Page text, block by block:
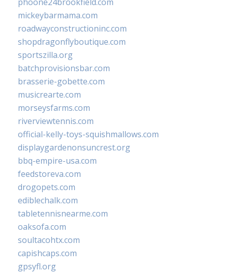
mickeybarmama.com
roadwayconstructioninc.com
shopdragonflyboutique.com
sportszilla.org
batchprovisionsbar.com
brasserie-gobette.com
musicrearte.com
morseysfarms.com
riverviewtennis.com
official-kelly-toys-squishmallows.com
displaygardenonsuncrest.org
bbq-empire-usa.com
feedstoreva.com
drogopets.com
ediblechalk.com
tabletennisnearme.com
oaksofa.com
soultacohtx.com
capishcaps.com
gpsyfl.org